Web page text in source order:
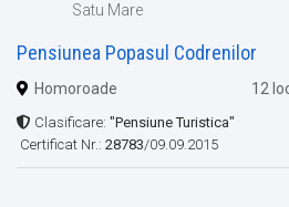
Satu Mare
Pensiunea Popasul Codrenilor
Homoroade 12
Clasificare: "Pensiune Turistica"
Certificat Nr.: 28783/09.09.2015